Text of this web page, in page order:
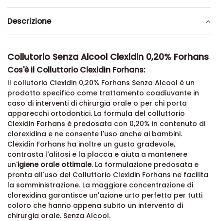
Descrizione
Collutorio Senza Alcool Clexidin 0,20% Forhans
Cos'è il Colluttorio Clexidin Forhans:
Il collutorio Clexidin 0,20% Forhans Senza Alcool è un
prodotto specifico come trattamento coadiuvante in
caso di interventi di chirurgia orale o per chi porta
apparecchi ortodontici. La formula del colluttorio
Clexidin Forhans è predosata con 0,20% in contenuto di
clorexidina e ne consente l'uso anche ai bambini.
Clexidin Forhans ha inoltre un gusto gradevole,
contrasta l'alitosi e la placca e aiuta a mantenere
un'igiene orale ottimale. La formulazione predosata e
pronta all'uso del Colluttorio Clexidin Forhans ne facilita
la somministrazione. La maggiore concentrazione di
clorexidina garantisce un'azione urto perfetta per tutti
coloro che hanno appena subito un intervento di
chirurgia orale. Senza Alcool.